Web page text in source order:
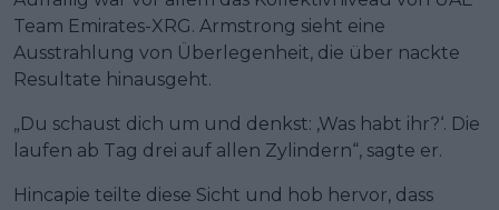
Team Emirates-XRG. Armstrong sieht eine
Ausstrahlung von Überlegenheit, die über nackte
Resultate hinausgeht.
„Du schaust dich um und denkst: ‚Was habt ihr?‘. Die
laufen ab Tag drei auf allen Zylindern“, sagte er.
Hincapie teilte diese Sicht und hob hervor, dass